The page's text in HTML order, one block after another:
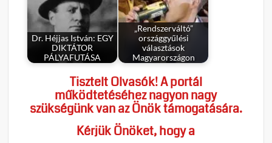
Dr. Héjjas István: EGY
DIKTÁTOR
PÁLYAFUTÁSA
„Rendszerváltó”
országgyűlési
választások
Magyarországon
Tisztelt Olvasók! A portál
működtetéséhez nagyon nagy
szükségünk van az Önök támogatására.
Kérjük Önöket, hogy a